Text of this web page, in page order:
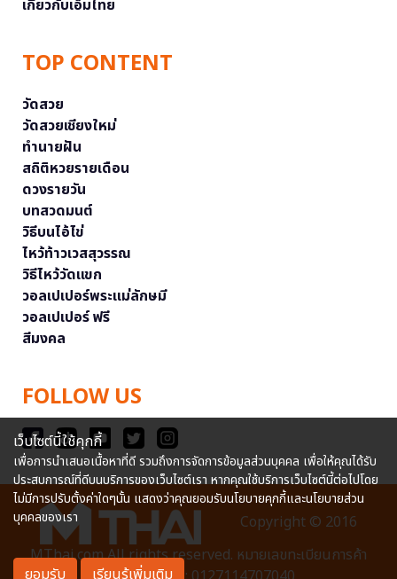
เกี่ยวกับเอ็มไทย
TOP CONTENT
วัดสวย
วัดสวยเชียงใหม่
ทำนายฝัน
สถิติหวยรายเดือน
ดวงรายวัน
บทสวดมนต์
วิธีบนไอ้ไข่
ไหว้ท้าวเวสสุวรรณ
วิธีไหว้วัดแขก
วอลเปเปอร์พระแม่ลักษมี
วอลเปเปอร์ ฟรี
สีมงคล
FOLLOW US
Copyright © 2016
MThai.com All rights reserved. หมายเลขทะเบียนการค้า
เว็บไซต์นี้ใช้คุกกี้
เพื่อการนำเสนอเนื้อหาที่ดี รวมถึงการจัดการข้อมูลส่วนบุคคล เพื่อให้คุณได้รับ
ประสบการณ์ที่ดีบนบริการของเว็บไซต์เรา หากคุณใช้บริการเว็บไซต์นี้ต่อไปโดย
ไม่มีการปรับตั้งค่าใดๆนั้น แสดงว่าคุณยอมรับนโยบายคุกกี้และนโยบายส่วน
บุคคลของเรา
ยอมรับ เรียนรู้เพิ่มเติม